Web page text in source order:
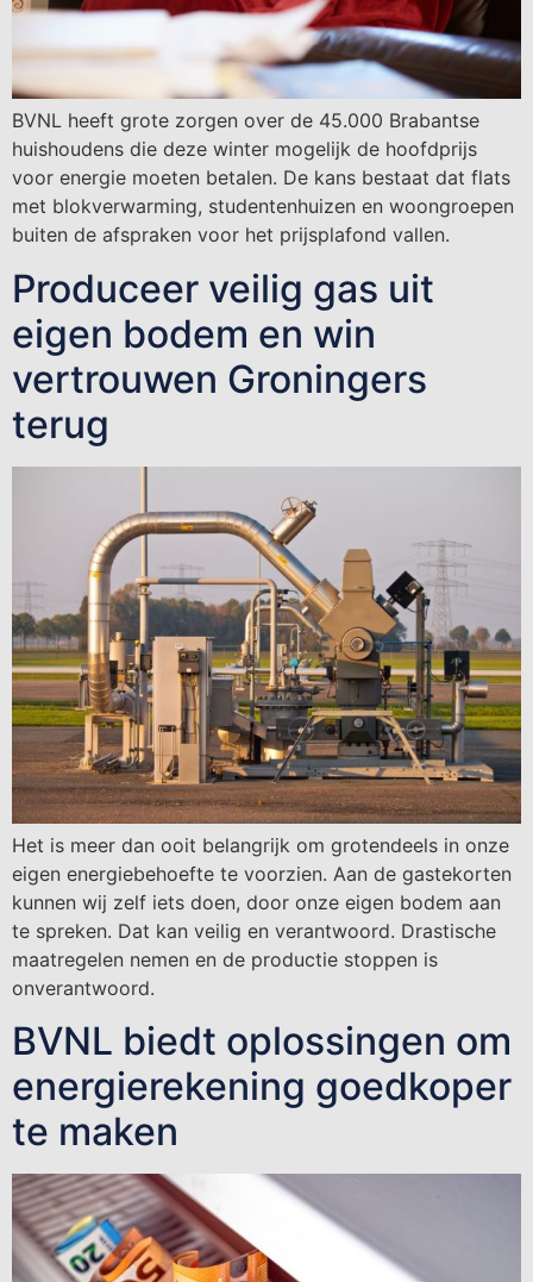
BVNL heeft grote zorgen over de 45.000 Brabantse
huishoudens die deze winter mogelijk de hoofdprijs
voor energie moeten betalen. De kans bestaat dat flats
met blokverwarming, studentenhuizen en woongroepen
buiten de afspraken voor het prijsplafond vallen.
Produceer veilig gas uit
eigen bodem en win
vertrouwen Groningers
terug
Het is meer dan ooit belangrijk om grotendeels in onze
eigen energiebehoefte te voorzien. Aan de gastekorten
kunnen wij zelf iets doen, door onze eigen bodem aan
te spreken. Dat kan veilig en verantwoord. Drastische
maatregelen nemen en de productie stoppen is
onverantwoord.
BVNL biedt oplossingen om
energierekening goedkoper
te maken